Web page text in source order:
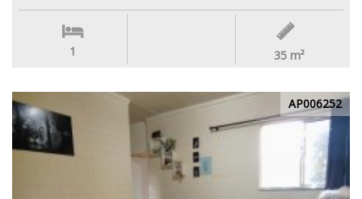
1 35 m²
AP006252